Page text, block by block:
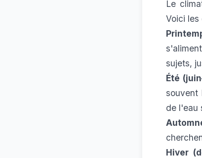
Le
Voici les
sujets,
Été
souvent
de l'eau
Hiver